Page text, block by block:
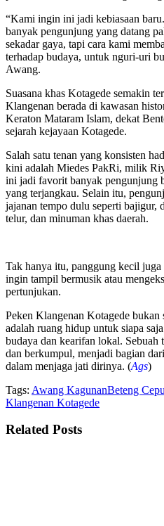
“Kami ingin ini jadi kebiasaan
banyak pengunjung yang datang
sekadar gaya, tapi cara kami
terhadap budaya, untuk nguri-uri
Awang.
Suasana khas Kotagede semakin
Klangenan berada di kawasan
Keraton Mataram Islam, dekat
sejarah kejayaan Kotagede.
Salah satu tenan yang konsisten
kini adalah Miedes PakRi, milik
ini jadi favorit banyak pengunjung
yang terjangkau. Selain itu,
jajanan tempo dulu seperti bajigur,
telur, dan minuman khas daerah.
Tak hanya itu, panggung kecil
ingin tampil bermusik atau
pertunjukan.
Peken Klangenan Kotagede bukan
adalah ruang hidup untuk siapa
budaya dan kearifan lokal. Sebuah
dan berkumpul, menjadi bagian
dalam menjaga jati dirinya. (Ags)
Tags: Awang KagunanBeteng
Klangenan Kotagede
Related Posts